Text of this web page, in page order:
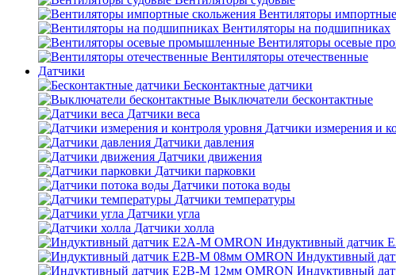
Вентиляторы
Вентиляторы на подшипниках
Вентиляторы осевые
Вентиляторы отечественные
Датчики
Бесконтактные датчики
Выключатели бесконтактные
Датчики веса
Датчики измерения и
Датчики давления
Датчики движения
Датчики парковки
Датчики потока воды
Датчики температуры
Датчики угла
Датчики холла
Индуктивный датчик
Индуктивный
Индуктивный